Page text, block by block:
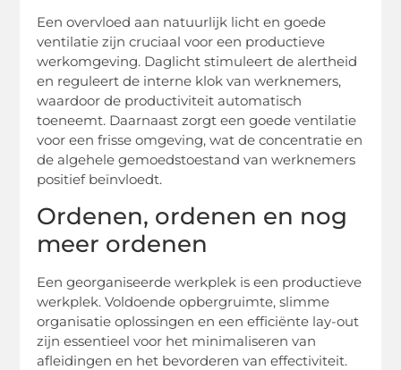
Een overvloed aan natuurlijk licht en goede
ventilatie zijn cruciaal voor een productieve
werkomgeving. Daglicht stimuleert de alertheid
en reguleert de interne klok van werknemers,
waardoor de productiviteit automatisch
toeneemt. Daarnaast zorgt een goede ventilatie
voor een frisse omgeving, wat de concentratie en
de algehele gemoedstoestand van werknemers
positief beïnvloedt.
Ordenen, ordenen en nog
meer ordenen
Een georganiseerde werkplek is een productieve
werkplek. Voldoende opbergruimte, slimme
organisatie oplossingen en een efficiënte lay-out
zijn essentieel voor het minimaliseren van
afleidingen en het bevorderen van effectiviteit.